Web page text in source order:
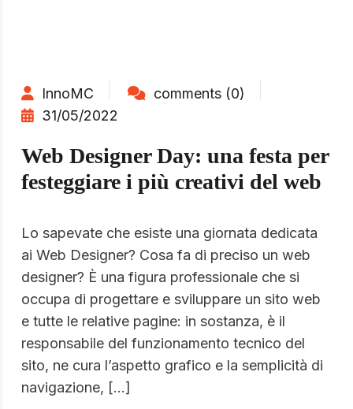
InnoMC
comments (0)
31/05/2022
Web Designer Day: una festa per
festeggiare i più creativi del web
Lo sapevate che esiste una giornata dedicata
ai Web Designer? Cosa fa di preciso un web
designer? È una figura professionale che si
occupa di progettare e sviluppare un sito web
e tutte le relative pagine: in sostanza, è il
responsabile del funzionamento tecnico del
sito, ne cura l’aspetto grafico e la semplicità di
navigazione, […]